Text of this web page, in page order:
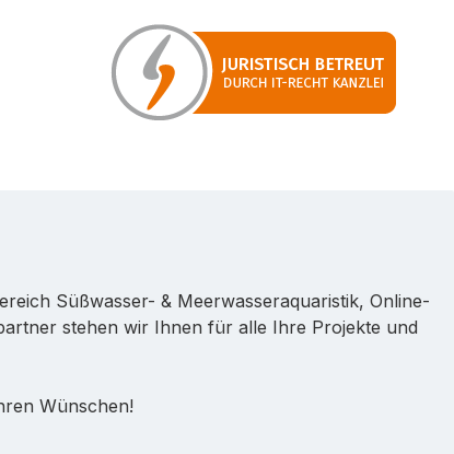
Süßwasser- & Meerwasseraquaristik, Online-
stehen wir Ihnen für alle Ihre Projekte und
Wünschen!